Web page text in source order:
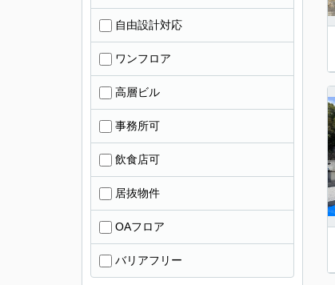
自由設計対応
ワンフロア
高層ビル
事務所可
飲食店可
居抜物件
OAフロア
バリアフリー